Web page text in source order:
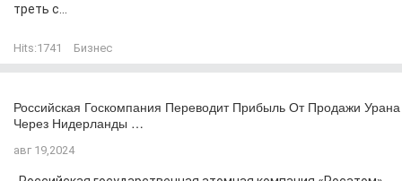
треть с...
Hits:1741 Бизнес
Российская Госкомпания Переводит Прибыль От Продажи Урана
Через Нидерланды …
авг 19,2024